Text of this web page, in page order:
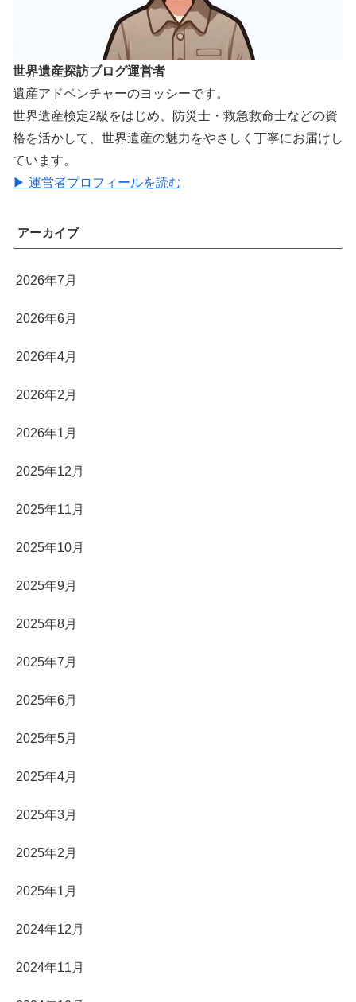
世界遺産探訪ブログ運営者
遺産アドベンチャーのヨッシーです。
世界遺産検定2級をはじめ、防災士・救急救命士などの資
格を活かして、世界遺産の魅力をやさしく丁寧にお届けし
ています。
▶ 運営者プロフィールを読む
アーカイブ
2026年7月
2026年6月
2026年4月
2026年2月
2026年1月
2025年12月
2025年11月
2025年10月
2025年9月
2025年8月
2025年7月
2025年6月
2025年5月
2025年4月
2025年3月
2025年2月
2025年1月
2024年12月
2024年11月